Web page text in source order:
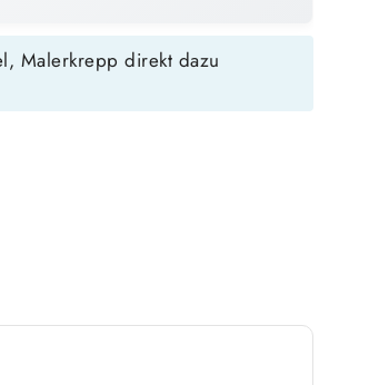
10 Liter 12,5 Liter
Malerkrepp direkt dazu